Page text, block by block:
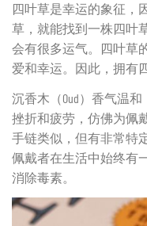
四叶草是幸运的象征，
草，就能找到一株四叶
会有很多运气。四叶草
爱和幸运。因此，拥有
沉香木（Oud）香气温
挫折和疲劳，仿佛为佩
手链类似，但有非常特
佩戴者在生活中始终有
消除毒素。